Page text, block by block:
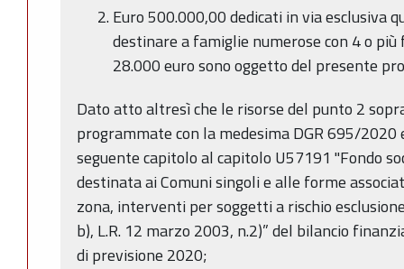
Euro 500.000,00 dedicati in via esclusiva
destinare a famiglie numerose con 4 o più
28.000 euro sono oggetto del presente
Dato atto altresì che le risorse del punto 2
programmate con la medesima DGR 695/
seguente capitolo al capitolo U57191 "Fondo
destinata ai Comuni singoli e alle forme
zona, interventi per soggetti a rischio
b), L.R. 12 marzo 2003, n.2)” del bilancio
di previsione 2020;